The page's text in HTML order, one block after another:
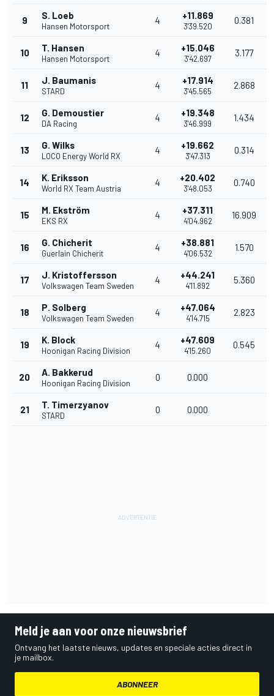
9 S. Loeb
Hansen Motorsport
4 +11.869
3'39.520
0.381
10 T. Hansen
Hansen Motorsport
4 +15.046
3'42.697
3.177
11 J. Baumanis
STARD
4 +17.914
3'45.565
2.868
12 G. Demoustier
DA Racing
4 +19.348
3'46.999
1.434
13 G. Wilks
LOCO Energy World RX
4 +19.662
3'47.313
0.314
14 K. Eriksson
World RX Team Austria
4 +20.402
3'48.053
0.740
15 M. Ekström
EKS RX
4 +37.311
4'04.962
16.909
16 G. Chicherit
Guerlain Chicherit
4 +38.881
4'06.532
1.570
17 J. Kristoffersson
Volkswagen Team Sweden
4 +44.241
4'11.892
5.360
18 P. Solberg
Volkswagen Team Sweden
4 +47.064
4'14.715
2.823
19 K. Block
Hoonigan Racing Division
4 +47.609
4'15.260
0.545
20 A. Bakkerud
Hoonigan Racing Division
0 0.000
21 T. Timerzyanov
STARD
0 0.000
Meld je aan voor onze nieuwsbrief
Ontvang het laatste nieuws, updates en speciale acties direct in
je mailbox.
ABONNEER